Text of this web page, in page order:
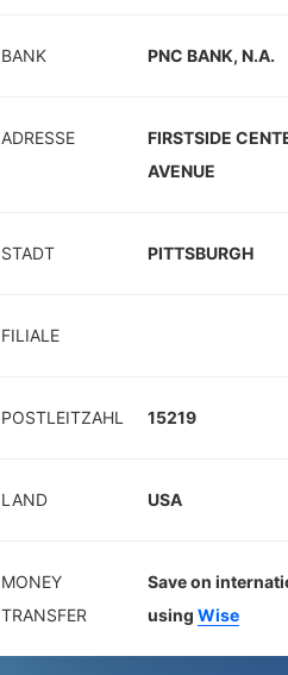
BANK PNC BANK, N.A.
ADRESSE
FIRSTSIDE
AVENUE
STADT PITTSBURGH
FILIALE
POSTLEITZAHL 15219
LAND USA
MONEY
TRANSFER
Save on
using Wise